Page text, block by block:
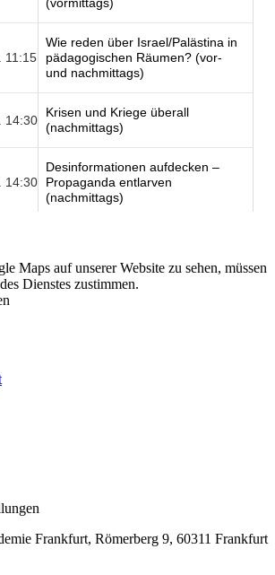
Maps auf unserer Website zu sehen, müssen
Dienstes zustimmen.
Frankfurt, Römerberg 9, 60311 Frankfurt